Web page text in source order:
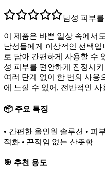
남성 피부
이 제품은 바쁜 일상 속에서
남성들에게 이상적인 선택
로 담아 간편하게 사용할 수
성 피부를 편안하게 진정시
여러 단계 없이 한 번의 사용
에 느낄 수 있어, 전반적인
📦 주요 특징
• 간편한 올인원 솔루션 • 피
적화 • 끈적임 없는 산뜻함
🎯 추천 용도